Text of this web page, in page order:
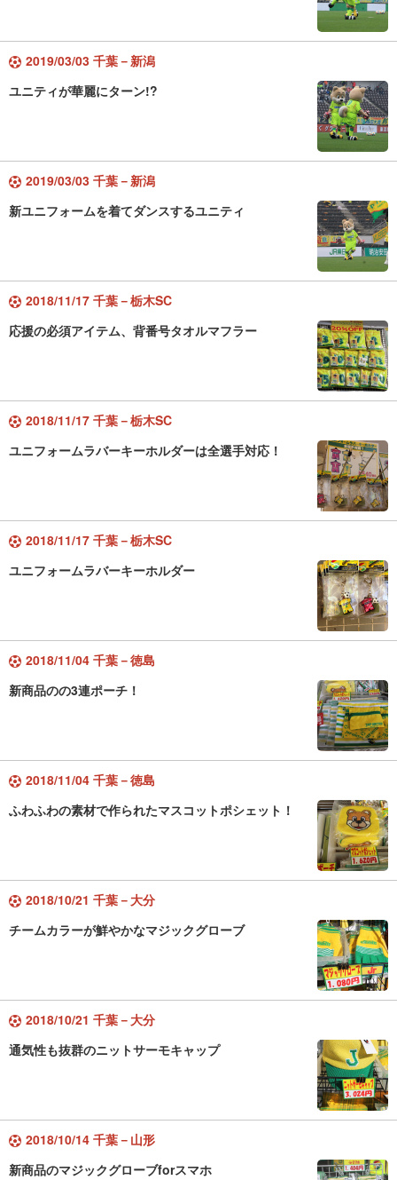
2019/03/03 千葉－新潟
ユニティが華麗にターン!?
2019/03/03 千葉－新潟
新ユニフォームを着てダンスするユニティ
2018/11/17 千葉－栃木SC
応援の必須アイテム、背番号タオルマフラー
2018/11/17 千葉－栃木SC
ユニフォームラバーキーホルダーは全選手対応！
2018/11/17 千葉－栃木SC
ユニフォームラバーキーホルダー
2018/11/04 千葉－徳島
新商品のの3連ポーチ！
2018/11/04 千葉－徳島
ふわふわの素材で作られたマスコットポシェット！
2018/10/21 千葉－大分
チームカラーが鮮やかなマジックグローブ
2018/10/21 千葉－大分
通気性も抜群のニットサーモキャップ
2018/10/14 千葉－山形
新商品のマジックグローブforスマホ